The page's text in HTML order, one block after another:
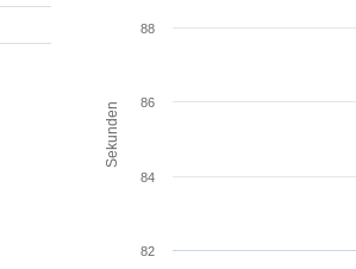
Sekunden
82
84
86
88